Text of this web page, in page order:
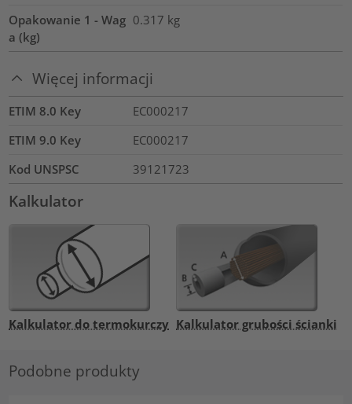
Opakowanie 1 - Wag
a (kg)
0.317 kg
Więcej informacji
ETIM 8.0 Key
EC000217
ETIM 9.0 Key
EC000217
Kod UNSPSC
39121723
Kalkulator
Kalkulator do termokurczy Kalkulator grubości ścianki
Podobne produkty